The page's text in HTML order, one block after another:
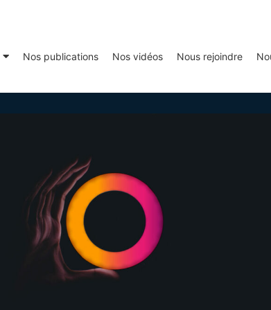
Nos publications Nos vidéos Nous rejoindre